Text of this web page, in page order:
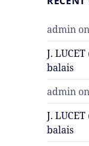
admin
J. LUCET
balais
admin
J. LUCET
balais